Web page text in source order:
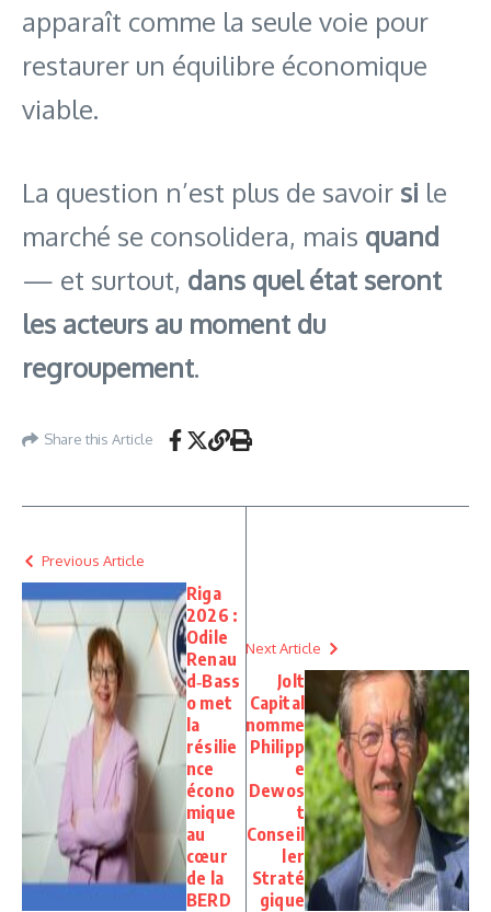
apparaît comme la seule voie pour
restaurer un équilibre économique
viable.
La question n’est plus de savoir si le
marché se consolidera, mais quand
— et surtout, dans quel état seront
les acteurs au moment du
regroupement.
Share this Article
Previous Article
Riga
2026 :
Odile
Renau
d‑Bass
o met
la
résilie
nce
écono
mique
au
cœur
de la
BERD
Next Article
Jolt
Capital
nomme
Philipp
e
Dewos
t
Conseil
ler
Straté
gique